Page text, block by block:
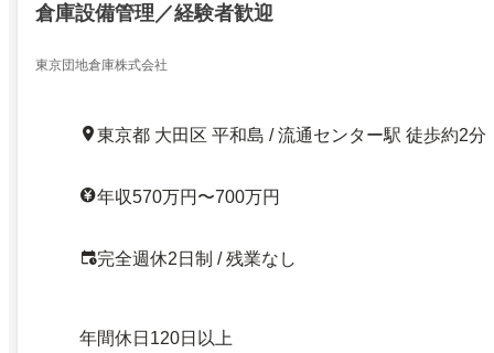
倉庫設備管理／経験者歓迎
東京団地倉庫株式会社
東京都 大田区 平和島 / 流通センター駅 徒歩約2分
年収570万円〜700万円
完全週休2日制 / 残業なし
年間休日120日以上